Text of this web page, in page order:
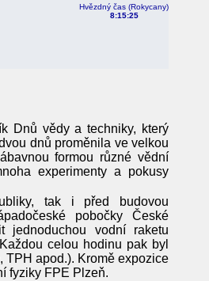
Hvězdný čas (Rokycany)
8:15:25
Dnů vědy a techniky, který
dnů proměnila ve velkou
formou různé vědní
experimenty a pokusy
tak i před budovou
pobočky České
jednoduchou vodní raketu
celou hodinu pak byl
TPH apod.). Kromě expozice
fyziky FPE Plzeň.